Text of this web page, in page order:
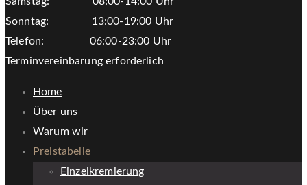
Sonntag: 13:00-19:00 Uhr
Telefon: 06:00-23:00 Uhr
Terminvereinbarung erforderlich
Home
Über uns
Warum wir
Preistabelle
Einzelkremierung